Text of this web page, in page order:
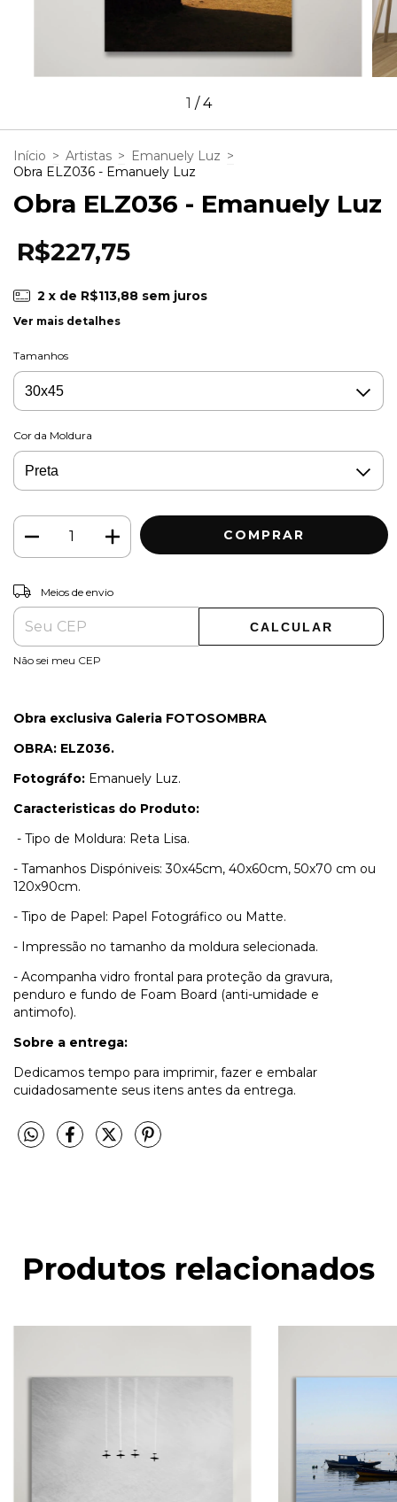
1 /4
Início > Artistas > Emanuely Luz >
Obra ELZ036 - Emanuely Luz
Obra ELZ036 - Emanuely Luz
R$227,75
2 x de R$113,88 sem juros
Ver mais detalhes
Tamanhos
Cor da Moldura
Entregas para o CEP:
Meios de envio
CALCULAR
Não sei meu CEP
Obra exclusiva Galeria FOTOSOMBRA
OBRA: ELZ036.
Fotográfo: Emanuely Luz.
Caracteristicas do Produto:
- Tipo de Moldura: Reta Lisa.
- Tamanhos Dispóniveis: 30x45cm, 40x60cm, 50x70 cm ou
120x90cm.
- Tipo de Papel: Papel Fotográfico ou Matte.
- Impressão no tamanho da moldura selecionada.
- Acompanha vidro frontal para proteção da gravura,
penduro e fundo de Foam Board (anti-umidade e
antimofo).
Sobre a entrega:
Dedicamos tempo para imprimir, fazer e embalar
cuidadosamente seus itens antes da entrega.
Produtos relacionados